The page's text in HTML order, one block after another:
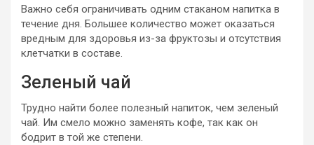
Важно себя ограничивать одним стаканом напитка в
течение дня. Большее количество может оказаться
вредным для здоровья из-за фруктозы и отсутствия
клетчатки в составе.
Зеленый чай
Трудно найти более полезный напиток, чем зеленый
чай. Им смело можно заменять кофе, так как он
бодрит в той же степени.